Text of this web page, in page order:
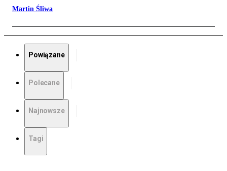
Martin Śliwa
Powiązane
Polecane
Najnowsze
Tagi